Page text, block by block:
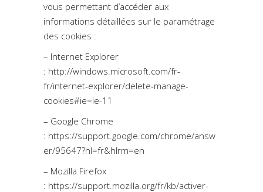
vous permettant d’accéder aux
informations détaillées sur le paramétrage
des cookies :
– Internet Explorer
: http://windows.microsoft.com/fr-
fr/internet-explorer/delete-manage-
cookies#ie=ie-11
– Google Chrome
: https://support.google.com/chrome/answ
er/95647?hl=fr&hlrm=en
– Mozilla Firefox
: https://support.mozilla.org/fr/kb/activer-